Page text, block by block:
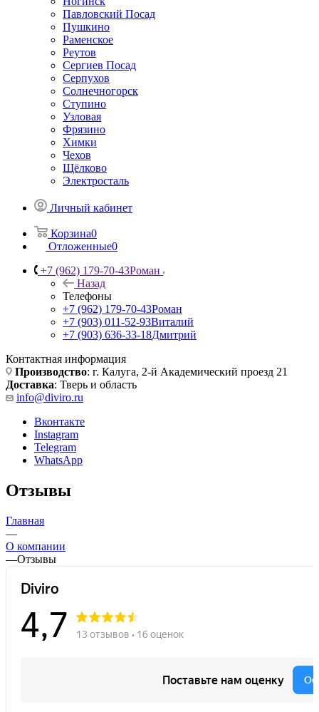
Павловский Посад
Пушкино
Раменское
Реутов
Сергиев Посад
Серпухов
Солнечногорск
Ступино
Узловая
Фрязино
Химки
Чехов
Щёлково
Электросталь
Личный кабинет
Корзина0
Отложенные0
+7 (962) 179-70-43Роман
Назад
Телефоны
+7 (962) 179-70-43Роман
+7 (903) 011-52-93Виталий
+7 (903) 636-33-18Дмитрий
Контактная информация
Производство: г. Калуга, 2-й Академический проезд 21
Доставка: Тверь и область
info@diviro.ru
Вконтакте
Instagram
Telegram
WhatsApp
Отзывы
Главная
—
О компании
—Отзывы